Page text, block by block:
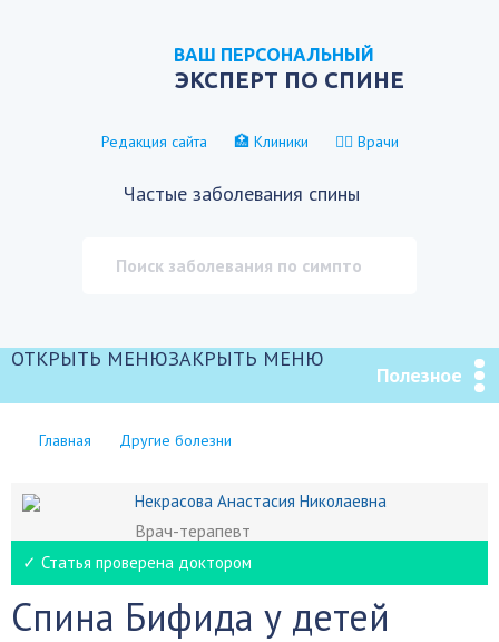
ВАШ ПЕРСОНАЛЬНЫЙ
ЭКСПЕРТ ПО СПИНЕ
Редакция сайта 🏥 Клиники 👨‍⚕️ Врачи
Частые заболевания спины
ОТКРЫТЬ МЕНЮЗАКРЫТЬ МЕНЮ
Полезное
Главная Другие болезни
Некрасова Анастасия Николаевна
Врач-терапевт
✓ Статья проверена доктором
Спина Бифида у детей